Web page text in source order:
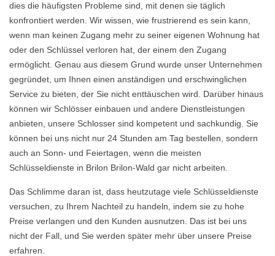
dies die häufigsten Probleme sind, mit denen sie täglich
konfrontiert werden. Wir wissen, wie frustrierend es sein kann,
wenn man keinen Zugang mehr zu seiner eigenen Wohnung hat
oder den Schlüssel verloren hat, der einem den Zugang
ermöglicht. Genau aus diesem Grund wurde unser Unternehmen
gegründet, um Ihnen einen anständigen und erschwinglichen
Service zu bieten, der Sie nicht enttäuschen wird. Darüber hinaus
können wir Schlösser einbauen und andere Dienstleistungen
anbieten, unsere Schlosser sind kompetent und sachkundig. Sie
können bei uns nicht nur 24 Stunden am Tag bestellen, sondern
auch an Sonn- und Feiertagen, wenn die meisten
Schlüsseldienste in Brilon Brilon-Wald gar nicht arbeiten.
Das Schlimme daran ist, dass heutzutage viele Schlüsseldienste
versuchen, zu Ihrem Nachteil zu handeln, indem sie zu hohe
Preise verlangen und den Kunden ausnutzen. Das ist bei uns
nicht der Fall, und Sie werden später mehr über unsere Preise
erfahren.